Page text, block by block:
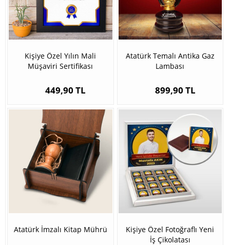
Kişiye Özel Yılın Mali
Müşaviri Sertifikası
449,90 TL
Atatürk Temalı Antika Gaz
Lambası
899,90 TL
Atatürk İmzalı Kitap Mührü
Kişiye Özel Fotoğraflı Yeni
İş Çikolatası